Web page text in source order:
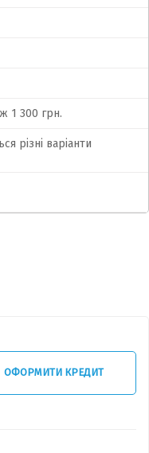
1 300 грн.
різні варіанти
ОФОРМИТИ КРЕДИТ